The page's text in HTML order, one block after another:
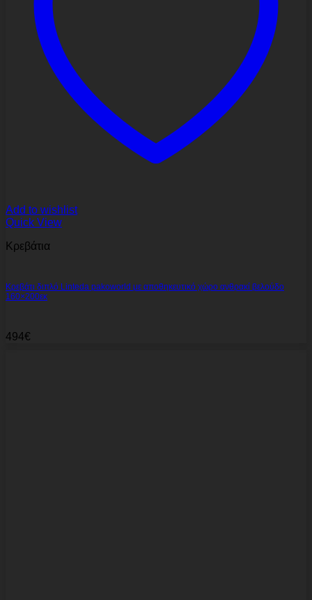
Add to wishlist
Quick View
Κρεβάτια
Κρεβάτι διπλό Linteda pakoworld με αποθηκευτικό χώρο ανθρακί βελούδο
160×200εκ
494€